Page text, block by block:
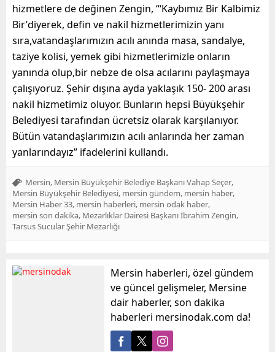
hizmetlere de değinen Zengin, “‘Kaybımız Bir Kalbimiz
Bir’diyerek, defin ve nakil hizmetlerimizin yanı
sıra,vatandaşlarımızın acılı anında masa, sandalye,
taziye kolisi, yemekgibi hizmetlerimizle onların
yanında olup,bir nebze de olsa acılarını paylaşmaya
çalışıyoruz. Şehir dışına ayda yaklaşık 150- 200 arası
nakil hizmetimiz oluyor. Bunların hepsi Büyükşehir
Belediyesi tarafından ücretsiz olarak karşılanıyor.
Bütün vatandaşlarımızın acılı anlarında her zaman
yanlarındayız” ifadelerini kullandı.
Mersin Mersin Büyükşehir Belediye Başkanı Vahap Seçer
Mersin Büyükşehir Belediyesi mersin gündem mersin haber
Mersin Haber 33 mersin haberleri mersin odak haber
mersin son dakika Mezarlıklar Dairesi Başkanı İbrahim Zengin
Tarsus Sucular Şehir Mezarlığı
Mersin haberleri, özel gündem
ve güncel gelişmeler, Mersine
dair haberler, son dakika
haberleri mersinodak.com da!